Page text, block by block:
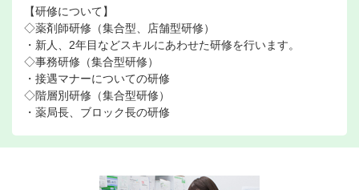
【研修について】
◇薬剤師研修（集合型、店舗型研修）
・新人、2年目などスキルにあわせた研修を行います。
◇事務研修（集合型研修）
・接遇マナーについての研修
◇階層別研修（集合型研修）
・薬局長、ブロック長の研修